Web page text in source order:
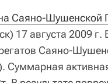
Саяно-Шушенской
17 августа 2009
Саяно-
Суммарная